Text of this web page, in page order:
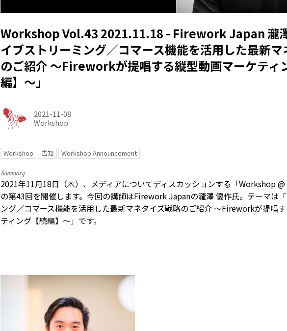
Workshop Vol.43 2021.11.18 - Firework Japan 瀧
イブストリーミング／コマース機能を活用した最新
のご紹介 〜Fireworkが提唱する縦型動画マーケティ
編】〜」
2021-11-08
Workshop
Workshop 告知 Workshop Announcement
2021年11月18日（木）、メディアについてディスカッションする「Workshop @
の第43回を開催します。今回の講師はFirework Japanの瀧澤 優作氏。テーマは
ング／コマース機能を活用した最新マネタイズ戦略のご紹介 〜Fireworkが提唱
ティング【続編】〜」です。